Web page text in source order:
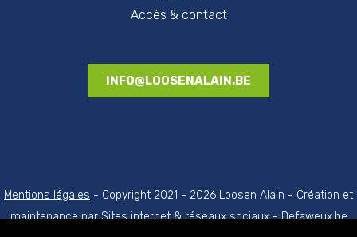
Accès & contact
INFO@LOOSENALAIN.BE
Mentions légales - Copyright 2021 - 2026 Loosen Alain - Création et
maintenance parSites internet & réseaux sociaux - Defaweux.be